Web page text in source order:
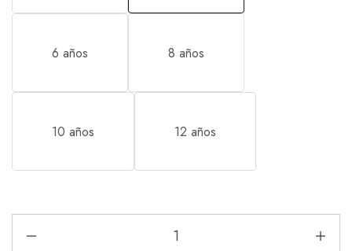
6 años 8 años
10 años 12 años